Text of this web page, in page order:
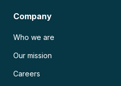
Company
Who we are
Our mission
Careers